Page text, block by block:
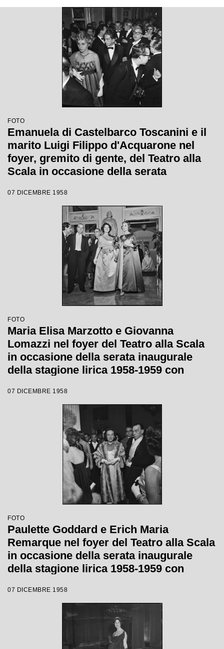
Wallmann
FOTO
Emanuela di Castelbarco Toscanini e il
marito Luigi Filippo d'Acquarone nel
foyer, gremito di gente, del Teatro alla
Scala in occasione della serata
1959 con l'opera "Turandot", di Giacomo
Puccini, diretta da Antonino Votto con la
regia di Margherita Wallmann
07 DICEMBRE 1958
FOTO
Maria Elisa Marzotto e Giovanna
Lomazzi nel foyer del Teatro alla Scala
in occasione della serata inaugurale
della stagione lirica 1958-1959 con
diretta da Antonino Votto con la regia di
Margherita Wallmann
07 DICEMBRE 1958
FOTO
Paulette Goddard e Erich Maria
Remarque nel foyer del Teatro alla Scala
in occasione della serata inaugurale
della stagione lirica 1958-1959 con
diretta da Antonino Votto con la regia di
Margherita Wallmann
07 DICEMBRE 1958